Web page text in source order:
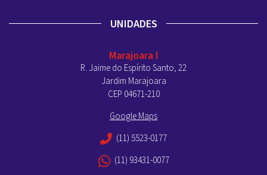
UNIDADES
Marajoara I
R. Jaime do Espírito Santo, 22
Jardim Marajoara
CEP 04671-210
Google Maps
(11) 5523-0177
(11) 93431-0077